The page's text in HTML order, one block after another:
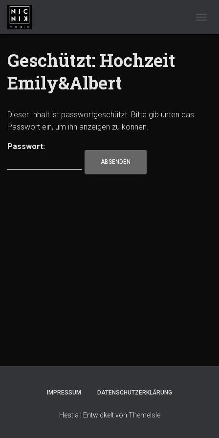
Geschützt: Hochzeit
Emily&Albert
Dieser Inhalt ist passwortgeschützt. Bitte gib unten das
Passwort ein, um ihn anzeigen zu können.
Passwort:
IMPRESSUM DATENSCHUTZERKLÄRUNG
Hestia | Entwickelt von ThemeIsle